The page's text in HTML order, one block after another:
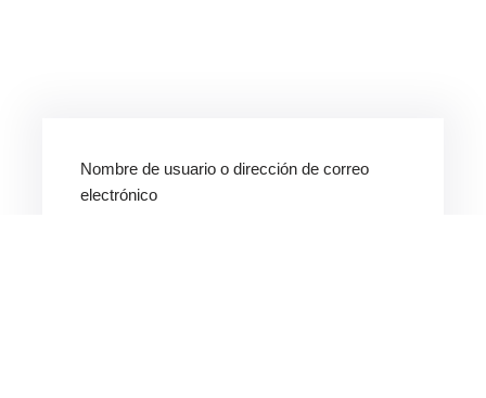
Nombre de usuario o dirección de correo
electrónico